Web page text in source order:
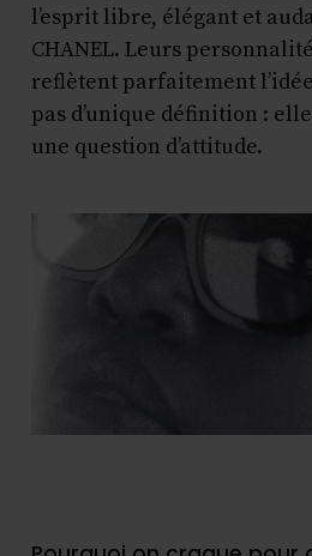
l’esprit libre, élégant et
CHANEL. Leurs
reflètent parfaitement l’idée
pas d’unique définition :
une question d’attitude.